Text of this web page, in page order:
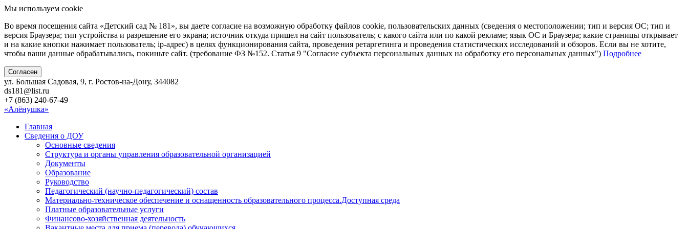
Мы используем cookie
Во время посещения сайта «Детский сад № 181», вы даете согласие на возможную обработку файлов cookie, пользовательских данных (сведения о местоположении; тип и версия ОС; тип и
версия Браузера; тип устройства и разрешение его экрана; источник откуда пришел на сайт пользователь; с какого сайта или по какой рекламе; язык ОС и Браузера; какие страницы открывает
и на какие кнопки нажимает пользователь; ip-адрес) в целях функционирования сайта, проведения ретаргетинга и проведения статистических исследований и обзоров. Если вы не хотите,
чтобы ваши данные обрабатывались, покиньте сайт. (требование ФЗ №152. Статья 9 "Согласие субъекта персональных данных на обработку его персональных данных") Подробнее
Согласен
ул. Большая Садовая, 9, г. Ростов-на-Дону, 344082
ds181@list.ru
+7 (863) 240-67-49
«Алёнушка»
Главная
Сведения о ДОУ
Основные сведения
Структура и органы управления образовательной организацией
Документы
Образование
Руководство
Педагогический (научно-педагогический) состав
Материально-техническое обеспечение и оснащенность образовательного процесса.Доступная среда
Платные образовательные услуги
Финансово-хозяйственная деятельность